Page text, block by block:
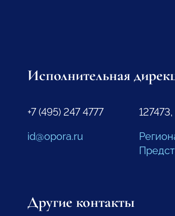
Исполнительная
+7 (495) 247 4777
id@opora.ru
Другие контакты